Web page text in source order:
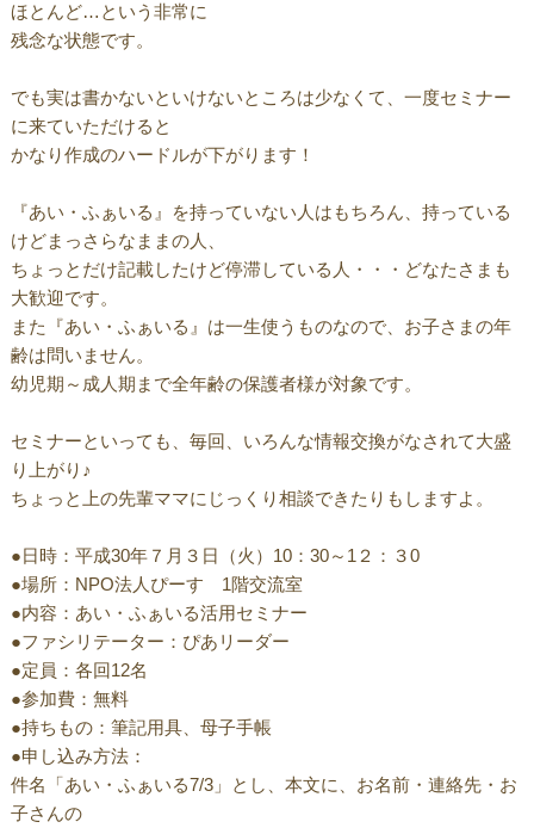
ほとんど…という非常に
残念な状態です。
でも実は書かないといけないところは少なくて、一度セミナー
に来ていただけると
かなり作成のハードルが下がります！
『あい・ふぁいる』を持っていない人はもちろん、持っている
けどまっさらなままの人、
ちょっとだけ記載したけど停滞している人・・・どなたさまも
大歓迎です。
また『あい・ふぁいる』は一生使うものなので、お子さまの年
齢は問いません。
幼児期～成人期まで全年齢の保護者様が対象です。
セミナーといっても、毎回、いろんな情報交換がなされて大盛
り上がり♪
ちょっと上の先輩ママにじっくり相談できたりもしますよ。
●日時：平成30年７月３日（火）10：30～1２：３0
●場所：NPO法人ぴーす 1階交流室
●内容：あい・ふぁいる活用セミナー
●ファシリテーター：ぴあリーダー
●定員：各回12名
●参加費：無料
●持ちもの：筆記用具、母子手帳
●申し込み方法：
件名「あい・ふぁいる7/3」とし、本文に、お名前・連絡先・お
子さんの